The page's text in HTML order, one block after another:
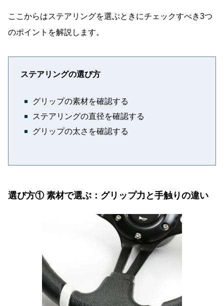
ここからはステアリングを選ぶときにチェックすべき3つ
のポイントを解説します。
ステアリングの選び方
グリップの素材を確認する
ステアリングの直径を確認する
グリップの太さを確認する
選び方① 素材で選ぶ：グリップ力と手触りの違い